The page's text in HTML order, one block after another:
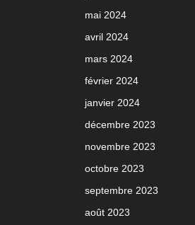
mai 2024
avril 2024
mars 2024
février 2024
janvier 2024
décembre 2023
novembre 2023
octobre 2023
septembre 2023
août 2023